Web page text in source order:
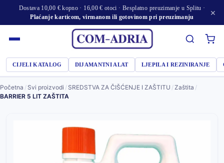
Dostava 10,00 € kopno · 16,00 € otoci · Besplatno preuzimanje u Splitu ·
Plaćanje karticom, virmanom ili gotovinom pri preuzimanju
×
CIJELI KATALOG DIJAMANTNI ALAT LJEPILA I REZINIRANJE
Početna / Svi proizvodi / SREDSTVA ZA ČIŠĆENJE I ZAŠTITU /Zaštita /
BARRIER 5 LIT ZAŠTITA